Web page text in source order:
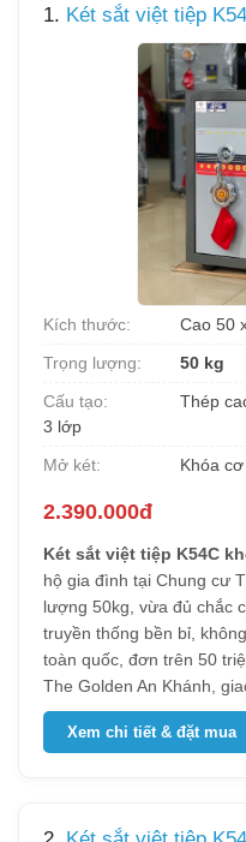
1. Két sắt việt tiệp
Kích thước:
Cao 50
Trọng lượng:
50 kg
Cấu tạo:
Thép
3 lớp
Mở két:
Khóa cơ
2.390.000đ
Két sắt việt tiệp K54C
hộ gia đình tại Chung cư
lượng 50kg, vừa đủ chắc
truyền thống bền bỉ,
toàn quốc, đơn trên 50
The Golden An Khánh,
Xem chi tiết & đặt mua